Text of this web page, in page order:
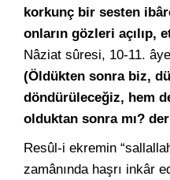
korkunç bir sesten
onların gözleri açılıp,
Nâziat sûresi, 10-11.
(Öldükten sonra biz,
döndürüleceğiz, hem
olduktan sonra mı?
Resûl-i ekremin
zamânında haşrı inkâr